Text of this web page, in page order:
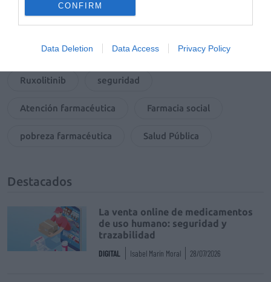
CONFIRM
Data Deletion Data Access Privacy Policy
cuidado de la salud carga anticolinérgica
disbiosis intestinal vitíligo
Ruxolitinib seguridad
Atención farmacéutica Farmacia social
pobreza farmacéutica Salud Pública
Destacados
La venta online de medicamentos
de uso humano: seguridad y
trazabilidad
DIGITAL Isabel Marín Moral 28/07/2026